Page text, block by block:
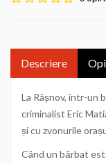
Descriere
La Râșnov, într-un
criminalist Eric
și cu zvonurile
Când un bărbat